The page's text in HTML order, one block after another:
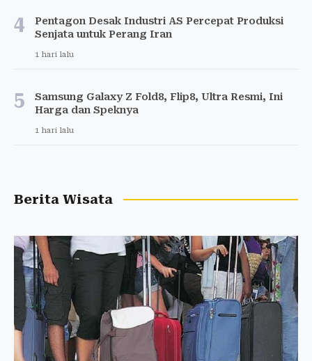
4
Pentagon Desak Industri AS Percepat Produksi
Senjata untuk Perang Iran
1 hari lalu
5
Samsung Galaxy Z Fold8, Flip8, Ultra Resmi, Ini
Harga dan Speknya
1 hari lalu
Berita Wisata